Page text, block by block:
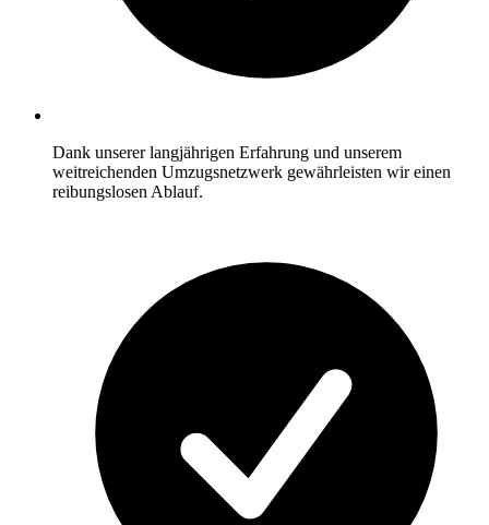
Dank unserer langjährigen Erfahrung und unserem
weitreichenden Umzugsnetzwerk gewährleisten wir einen
reibungslosen Ablauf.